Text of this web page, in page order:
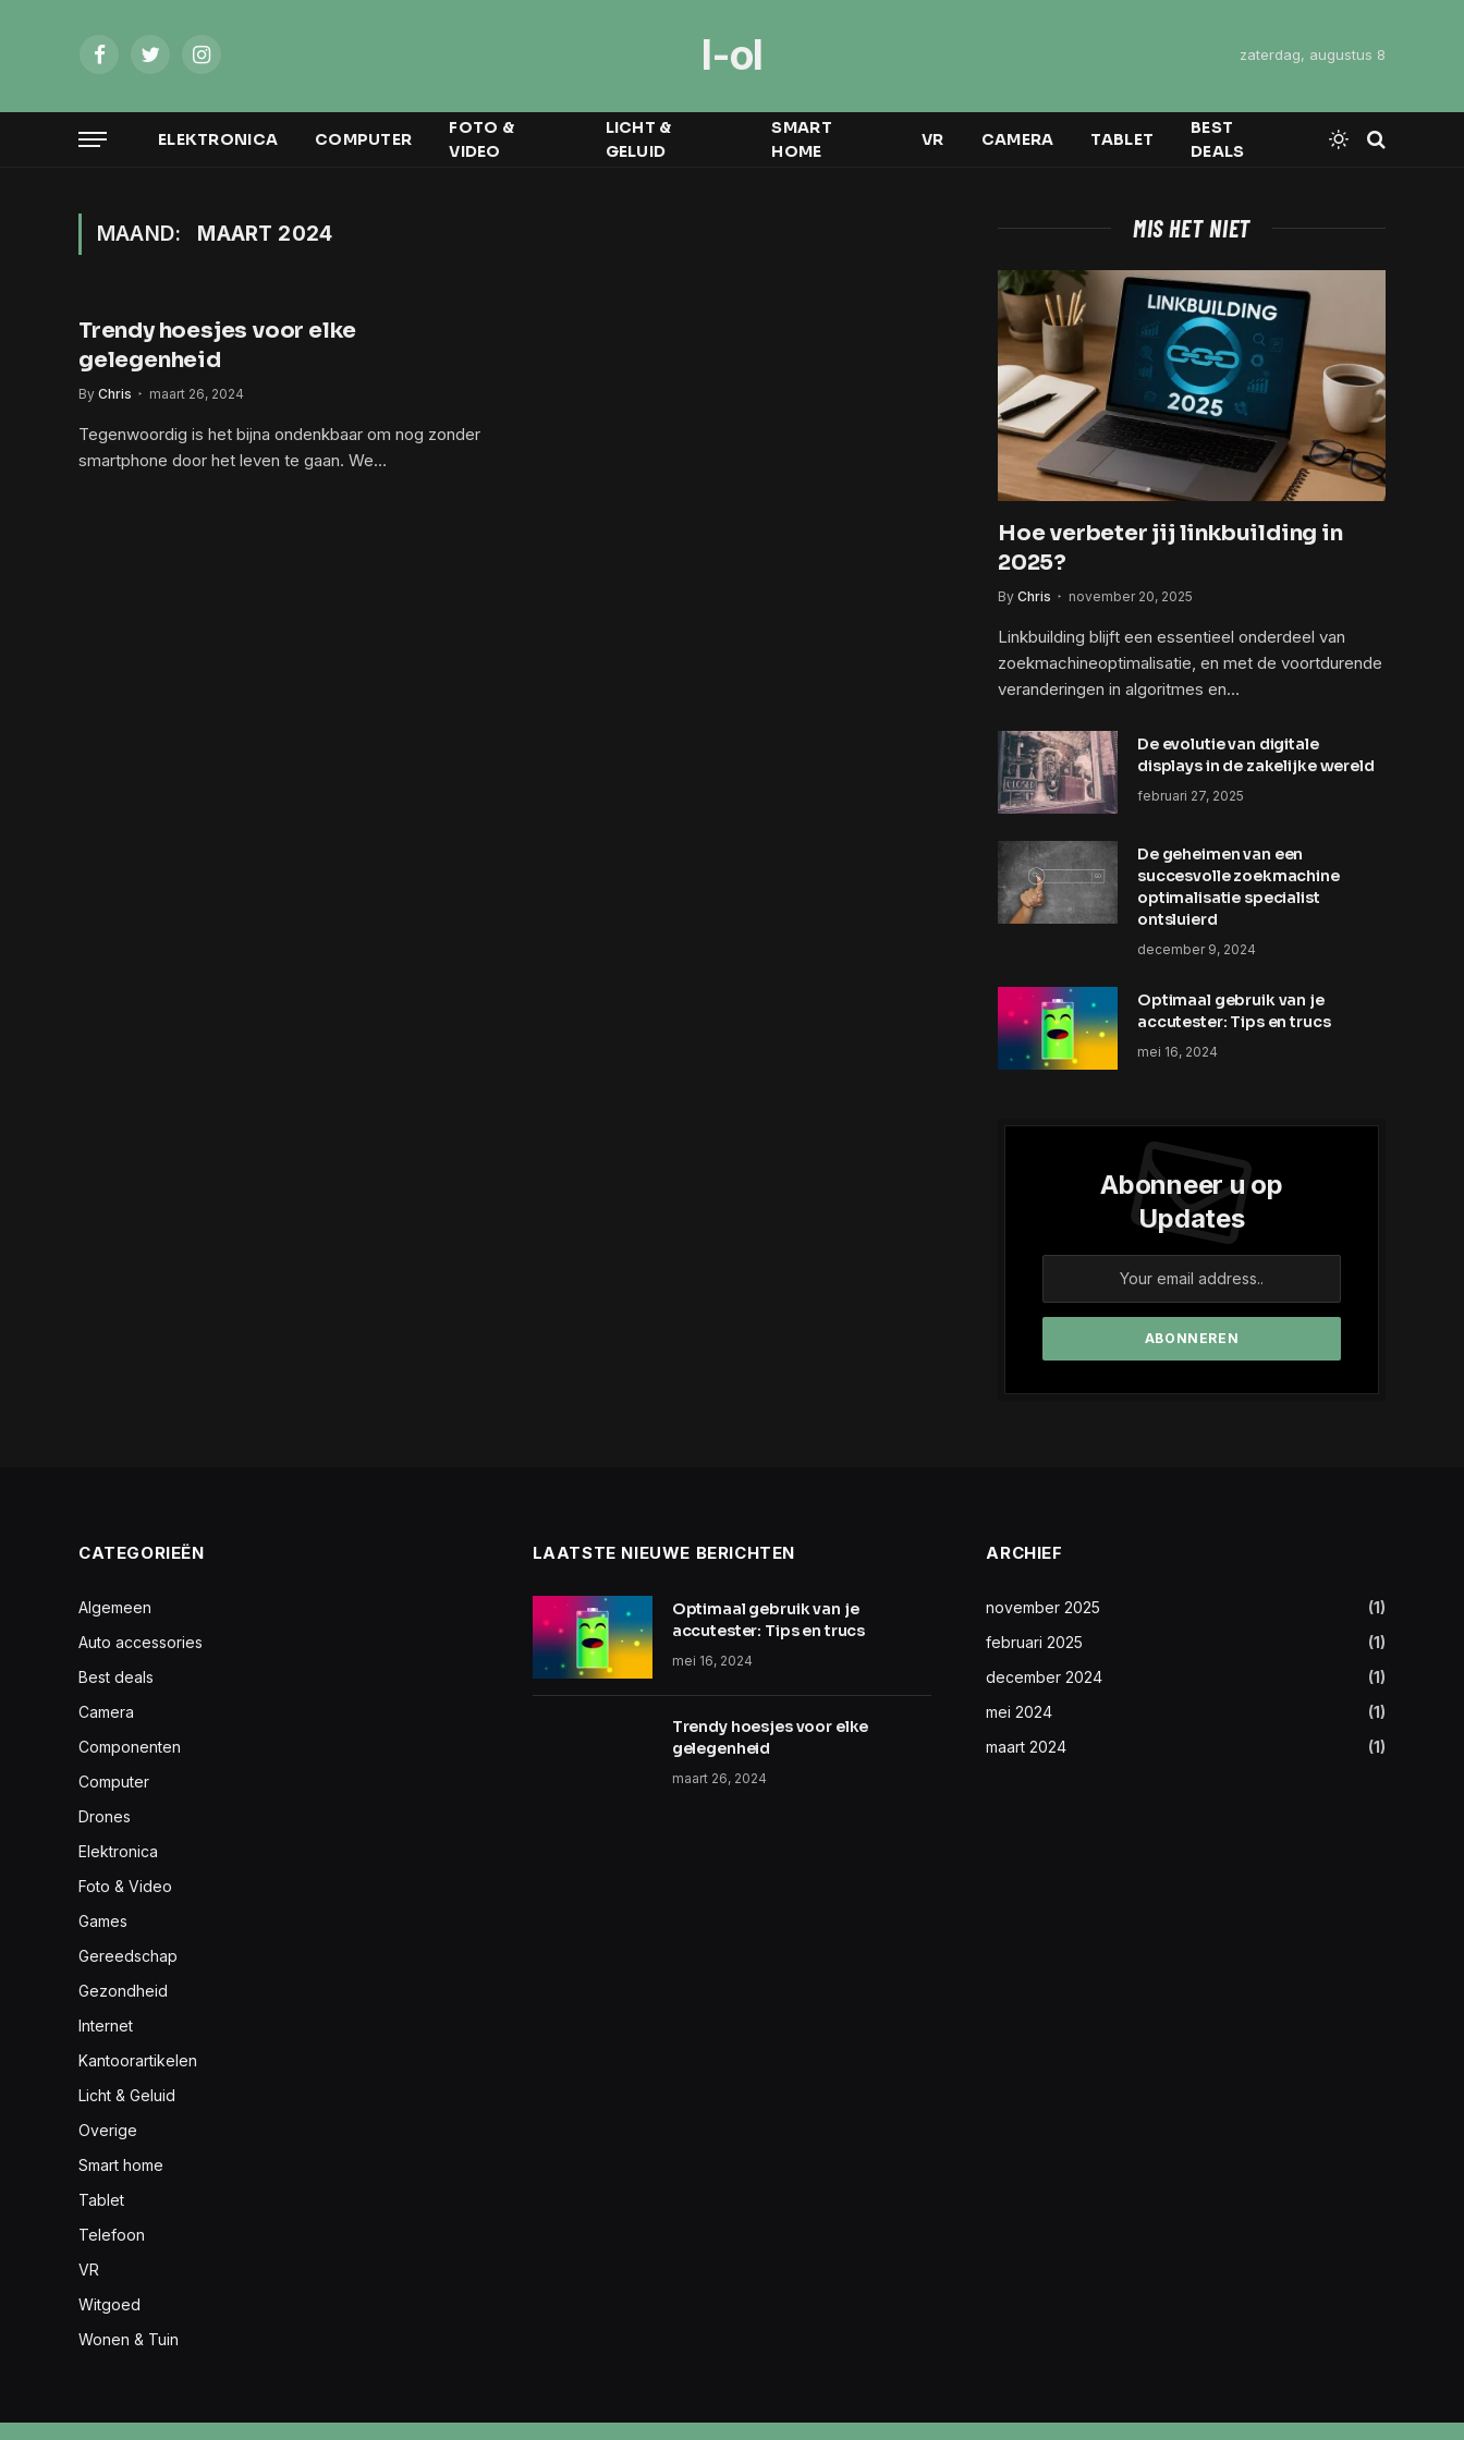
FacebookTwitterInstagram I-ol zaterdag, augustus 8
ELEKTRONICA COMPUTER
FOTO &
VIDEO
LICHT &
GELUID
SMART
HOME
VR CAMERA TABLET
BEST
DEALS
MAAND: MAART 2024
Trendy hoesjes voor elke
gelegenheid
By Chris maart 26, 2024
Tegenwoordig is het bijna ondenkbaar om nog zonder
smartphone door het leven te gaan. We…
MIS HET NIET
Hoe verbeter jij linkbuilding in
2025?
By Chris november 20, 2025
Linkbuilding blijft een essentieel onderdeel van
zoekmachineoptimalisatie, en met de voortdurende
veranderingen in algoritmes en…
De evolutie van digitale
displays in de zakelijke wereld
februari 27, 2025
De geheimen van een
succesvolle zoekmachine
optimalisatie specialist
ontsluierd
december 9, 2024
Optimaal gebruik van je
accutester: Tips en trucs
mei 16, 2024
Abonneer u op
Updates
CATEGORIEËN
Algemeen
Auto accessories
Best deals
Camera
Componenten
Computer
Drones
Elektronica
Foto & Video
Games
Gereedschap
Gezondheid
Internet
Kantoorartikelen
Licht & Geluid
Overige
Smart home
Tablet
Telefoon
VR
Witgoed
Wonen & Tuin
LAATSTE NIEUWE BERICHTEN
Optimaal gebruik van je
accutester: Tips en trucs
mei 16, 2024
Trendy hoesjes voor elke
gelegenheid
maart 26, 2024
ARCHIEF
november 2025
(1)
februari 2025
(1)
december 2024
(1)
mei 2024
(1)
maart 2024
(1)